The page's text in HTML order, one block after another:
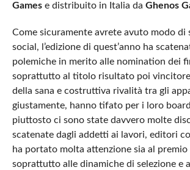
Gamese distribuito in Italia da Ghenos
Come sicuramente avrete avuto modo di
social, l’edizione di quest’anno ha
polemiche in merito alle nomination dei
soprattutto al titolo risultato poi
della sana e costruttiva rivalità tra gli
giustamente, hanno tifato per i loro
piuttosto ci sono state davvero molte
scatenate dagli addetti ai lavori, editori
ha portato molta attenzione sia al premio
soprattutto alle dinamiche di selezione e